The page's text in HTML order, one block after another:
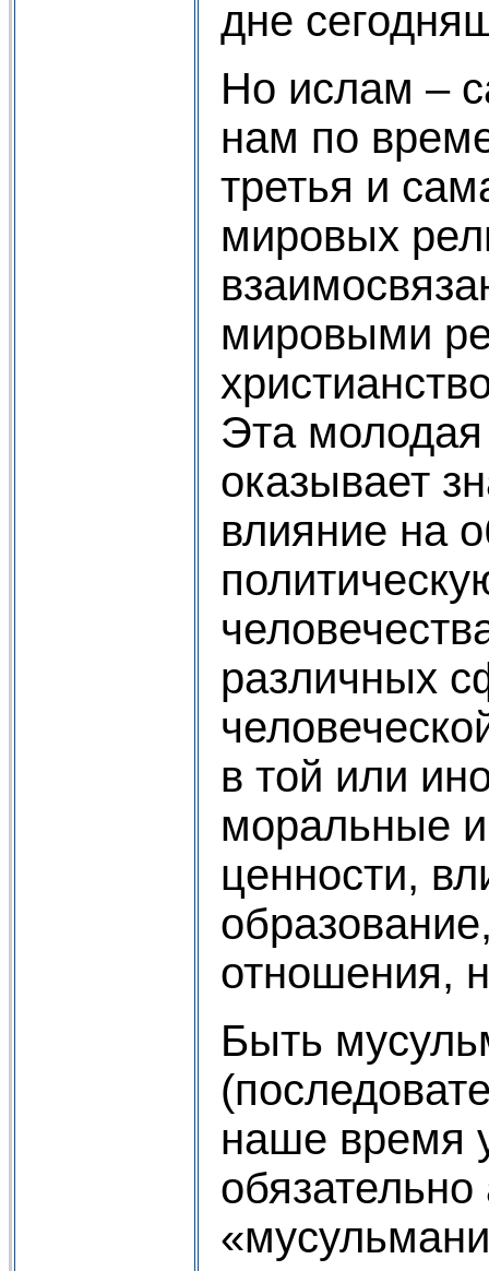
дне
Но ислам –
нам по
третья и
мировых
мировыми
Эта молодая
оказывает
влияние на
различных
в той или
моральные
ценности,
отношения,
Быть
наше время